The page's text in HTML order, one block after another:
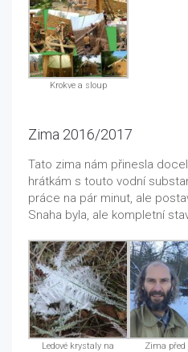
Krokve a sloup
Zima 2016/2017
Tato zima nám přinesla
hrátkám s touto vodní
práce na pár minut, ale
Snaha byla, ale kompletní
Ledové krystaly na
Zima